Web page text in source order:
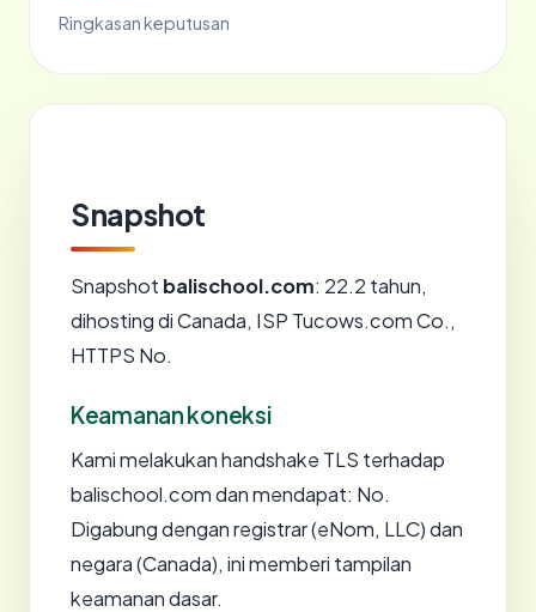
Ringkasan keputusan
Snapshot
Snapshot balischool.com: 22.2 tahun,
dihosting di Canada, ISP Tucows.com Co.,
HTTPS No.
Keamanan koneksi
Kami melakukan handshake TLS terhadap
balischool.com dan mendapat: No.
Digabung dengan registrar (eNom, LLC) dan
negara (Canada), ini memberi tampilan
keamanan dasar.